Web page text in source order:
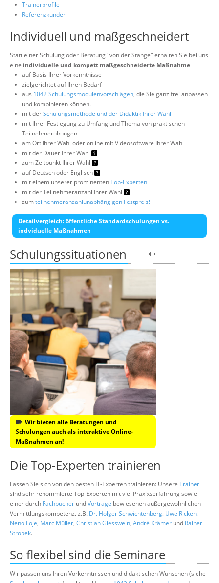
Trainerprofile
Referenzkunden
Individuell und maßgeschneidert
Statt einer Schulung oder Beratung "von der Stange" erhalten Sie bei uns
eine individuelle und kompett maßgeschneiderte Maßnahme
auf Basis Ihrer Vorkenntnisse
zielgerichtet auf Ihren Bedarf
aus 1042 Schulungsmodulenvorschlägen, die Sie ganz frei anpassen
und kombinieren können.
mit derSchulungsmethode und der Didaktik Ihrer Wahl
mit Ihrer Festlegung zu Umfang und Thema von praktischen
Teilnehmerübungen
am Ort Ihrer Wahl oder online mit Videosoftware Ihrer Wahl
mit der Dauer Ihrer Wahl
zum Zeitpunkt Ihrer Wahl
auf Deutsch oder Englisch
mit einem unserer prominentenTop-Experten
mit der Teilnehmeranzahl Ihrer Wahl
zumteilnehmeranzahlunabhängigen Festpreis!
Detailvergleich: öffentliche Standardschulungen vs.
indviduelle Maßnahmen
Schulungssituationen
Wir bieten alle Beratungen und
Schulungen auch als interaktive Online-
Maßnahmen an!
Die Top-Experten trainieren
Lassen Sie sich von den besten IT-Experten trainieren: Unsere Trainer
sind sehr renommierte Top-Experten mit viel Praxixserfahrung sowie
einer durch Fachbücher undVorträge bewiesenen außergewöhnlichen
Vermittlungskompetenz, z.B. Dr. Holger Schwichtenberg, Uwe Ricken,
Neno Loje, Marc Müller, Christian Giesswein, André Krämer und Rainer
Stropek.
So flexibel sind die Seminare
Wir passen uns Ihren Vorkenntnissen und didaktischen Wünschen (siehe